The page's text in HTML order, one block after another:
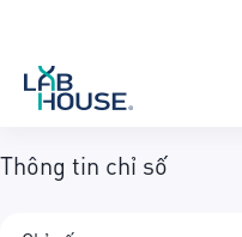
Thông tin chỉ số